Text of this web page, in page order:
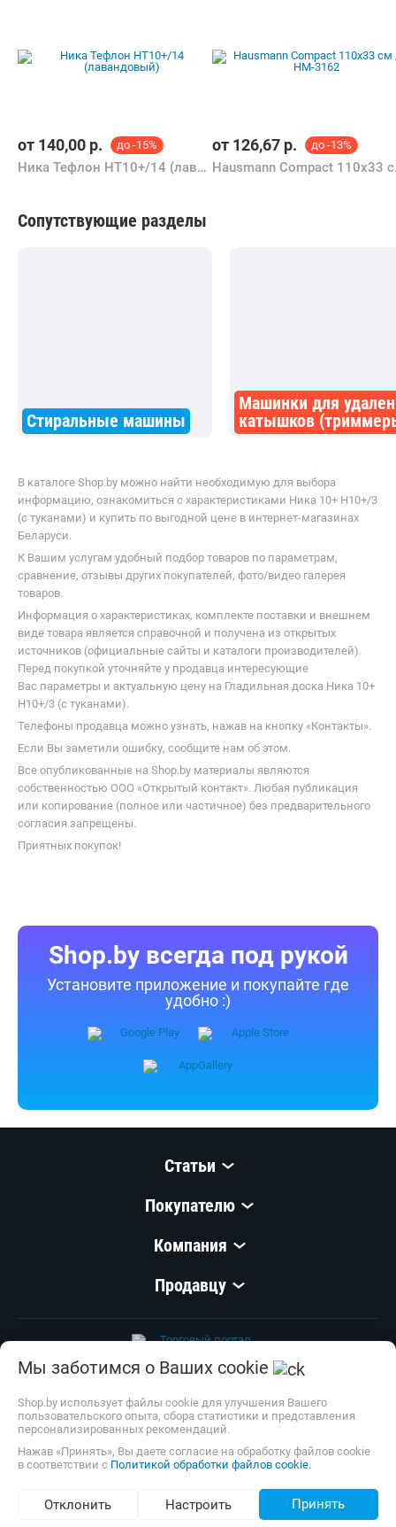
от 140,00 р. до -15%
Ника Тефлон НТ10+/14 (лавандовый)
от 126,67 р. до -13%
Сопутствующие разделы
Стиральные машины
Машинки для
катышков
В каталоге Shop.by можно найти необходимую для выбора
информацию, ознакомиться с характеристиками Ника 10+ Н10+/3
(с туканами) и купить по выгодной цене в интернет-магазинах
Беларуси.
К Вашим услугам удобный подбор товаров по параметрам,
сравнение, отзывы других покупателей, фото/видео галерея
товаров.
Информация о характеристиках, комплекте поставки и внешнем
виде товара является справочной и получена из открытых
источников (официальные сайты и каталоги производителей).
Перед покупкой уточняйте у продавца интересующие
Вас параметры и актуальную цену на Гладильная доска Ника 10+
Н10+/3 (с туканами).
Телефоны продавца можно узнать, нажав на кнопку «Контакты».
Если Вы заметили ошибку, сообщите нам об этом.
Все опубликованные на Shop.by материалы являются
собственностью ООО «Открытый контакт». Любая публикация
или копирование (полное или частичное) без предварительного
согласия запрещены.
Приятных покупок!
Shop.by всегда под рукой
Установите приложение и покупайте где
удобно :)
Статьи
Покупателю
Компания
Продавцу
ООО «Открытый Контакт»
УНП 100008738
Настройка cookie
Мы заботимся о Ваших cookie
Shop.by использует файлы cookie для улучшения Вашего
пользовательского опыта, сбора статистики и представления
персонализированных рекомендаций.
Нажав «Принять», Вы даете согласие на обработку файлов cookie
в соответствии с Политикой обработки файлов cookie.
Отклонить Настроить Принять